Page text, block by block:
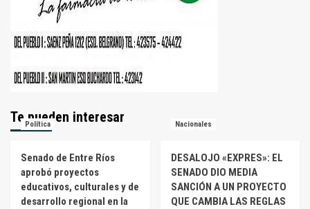
Te pueden interesar
Política
Senado de Entre Ríos
aprobó proyectos
educativos, culturales y de
desarrollo regional en la
Nacionales
DESALOJO «EXPRES»: EL
SENADO DIO MEDIA
SANCIÓN A UN PROYECTO
QUE CAMBIA LAS REGLAS